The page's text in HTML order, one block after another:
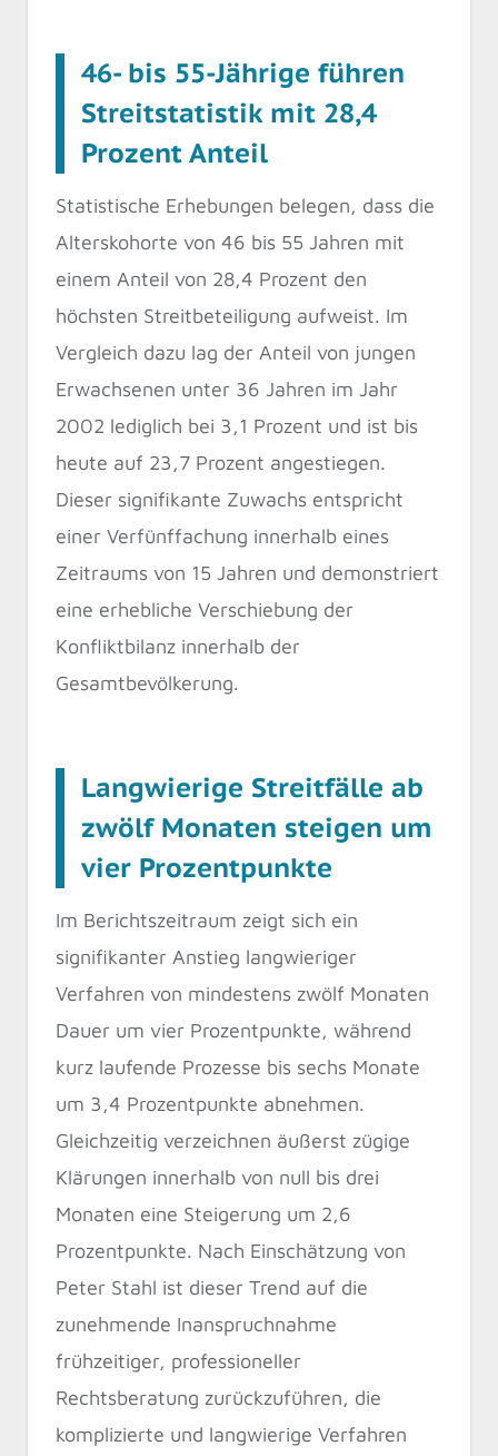
46- bis 55-Jährige führen
Streitstatistik mit 28,4
Prozent Anteil
Statistische Erhebungen belegen, dass die
Alterskohorte von 46 bis 55 Jahren mit
einem Anteil von 28,4 Prozent den
höchsten Streitbeteiligung aufweist. Im
Vergleich dazu lag der Anteil von jungen
Erwachsenen unter 36 Jahren im Jahr
2002 lediglich bei 3,1 Prozent und ist bis
heute auf 23,7 Prozent angestiegen.
Dieser signifikante Zuwachs entspricht
einer Verfünffachung innerhalb eines
Zeitraums von 15 Jahren und demonstriert
eine erhebliche Verschiebung der
Konfliktbilanz innerhalb der
Gesamtbevölkerung.
Langwierige Streitfälle ab
zwölf Monaten steigen um
vier Prozentpunkte
Im Berichtszeitraum zeigt sich ein
signifikanter Anstieg langwieriger
Verfahren von mindestens zwölf Monaten
Dauer um vier Prozentpunkte, während
kurz laufende Prozesse bis sechs Monate
um 3,4 Prozentpunkte abnehmen.
Gleichzeitig verzeichnen äußerst zügige
Klärungen innerhalb von null bis drei
Monaten eine Steigerung um 2,6
Prozentpunkte. Nach Einschätzung von
Peter Stahl ist dieser Trend auf die
zunehmende Inanspruchnahme
frühzeitiger, professioneller
Rechtsberatung zurückzuführen, die
komplizierte und langwierige Verfahren